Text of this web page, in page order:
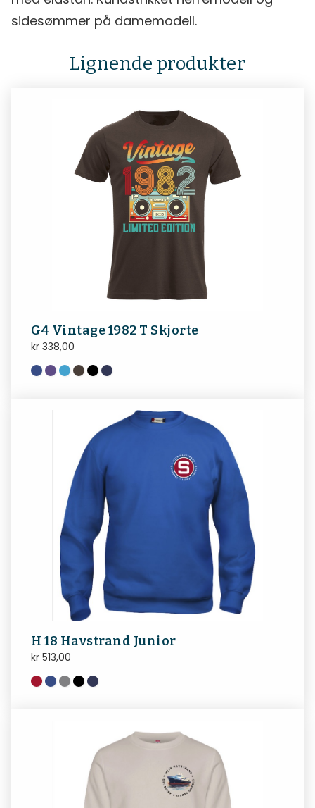
sidesømmer på damemodell.
Lignende produkter
G4 Vintage 1982 T Skjorte
kr 338,00
H 18 Havstrand Junior
kr 513,00